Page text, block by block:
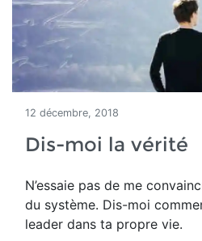
12 décembre, 2018
Dis-moi la vérité
N’essaie pas de me
du système. Dis-moi
leader dans ta propre vie.